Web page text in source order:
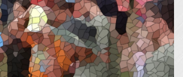
PROJEKTA LIFE FOR